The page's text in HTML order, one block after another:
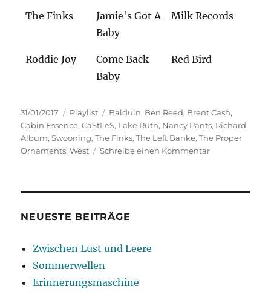
The Finks
Jamie's Got A
Baby
Milk Records
Roddie Joy
Come Back
Baby
Red Bird
Veröffentlicht
am
31/01/2017 Kategorien
Playlist Schlagwörter
Balduin, Ben Reed, Brent Cash,
Cabin Essence,CaStLeS, Lake Ruth, Nancy Pants, Richard
Album,Swooning,The Finks,The Left Banke,The Proper
Ornaments,West Schreibe einen Kommentarzu
NEUESTE BEITRÄGE
Zwischen Lust und Leere
Sommerwellen
Erinnerungsmaschine